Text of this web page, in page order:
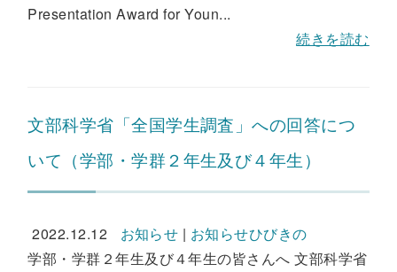
Presentation Award for Youn...
続きを読む
文部科学省「全国学生調査」への回答につ
いて（学部・学群２年生及び４年生）
2022.12.12 お知らせ | お知らせひびきの
学部・学群２年生及び４年生の皆さんへ 文部科学省